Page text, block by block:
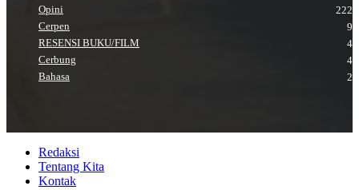
Opini
222
Cerpen
9
RESENSI BUKU/FILM
4
Cerbung
4
Bahasa
2
Redaksi
Tentang Kita
Kontak